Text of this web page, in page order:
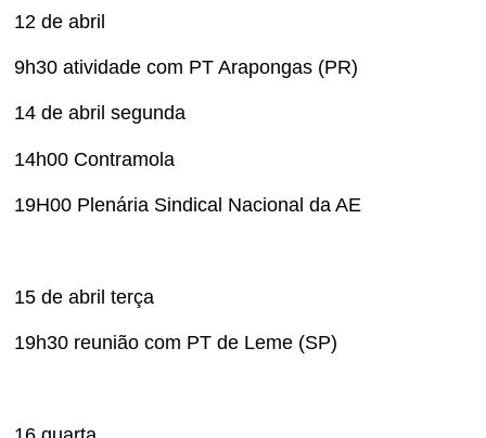
12 de abril
9h30 atividade com PT Arapongas (PR)
14 de abril segunda
14h00 Contramola
19H00 Plenária Sindical Nacional da AE
15 de abril terça
19h30 reunião com PT de Leme (SP)